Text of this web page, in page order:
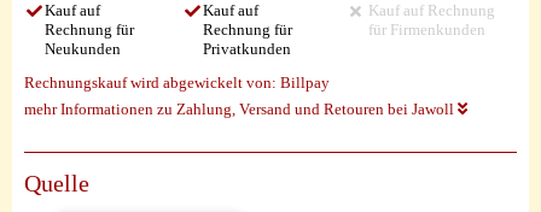
Kauf auf
Rechnung für
Neukunden
Kauf auf
Rechnung für
Privatkunden
Kauf auf Rechnung
für Firmenkunden
Rechnungskauf wird abgewickelt von: Billpay
mehr Informationen zu Zahlung, Versand und Retouren bei Jawoll
Quelle